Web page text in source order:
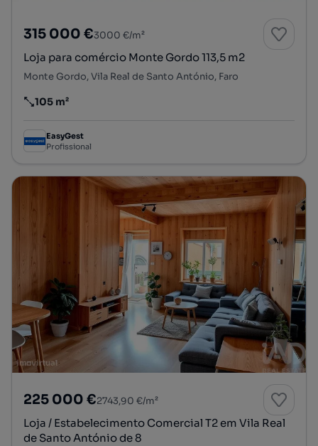
315 000 €3000 €/m²
Loja para comércio Monte Gordo 113,5 m2
Monte Gordo, Vila Real de Santo António, Faro
Preço por metro quadrado
105 m²
EasyGest
Profissional
225 000 €2743,90 €/m²
Loja / Estabelecimento Comercial T2 em Vila Real
de Santo António de 8